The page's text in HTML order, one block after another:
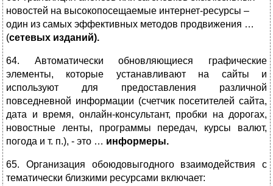
новостей на высокопосещаемые интернет-ресурсы –
один из самых эффективных методов продвижения …
(сетевых изданий).
64. Автоматически обновляющиеся графические
элементы, которые устанавливают на сайты и
используют для предоставления различной
повседневной информации (счетчик посетителей сайта,
дата и время, онлайн-консультант, пробки на дорогах,
новостные ленты, программы передач, курсы валют,
погода и т. п.), - это … информеры.
65. Организация обоюдовыгодного взаимодействия с
тематически близкими ресурсами включает: